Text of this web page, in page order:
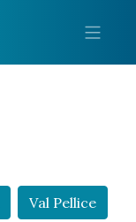
Val Pellice